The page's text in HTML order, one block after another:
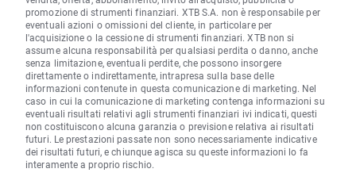
promozione di strumenti finanziari. XTB S.A. non è responsabile per
eventuali azioni o omissioni del cliente, in particolare per
l'acquisizione o la cessione di strumenti finanziari. XTB non si
assume alcuna responsabilità per qualsiasi perdita o danno, anche
senza limitazione, eventuali perdite, che possono insorgere
direttamente o indirettamente, intrapresa sulla base delle
informazioni contenute in questa comunicazione di marketing. Nel
caso in cui la comunicazione di marketing contenga informazioni su
eventuali risultati relativi agli strumenti finanziari ivi indicati, questi
non costituiscono alcuna garanzia o previsione relativa ai risultati
futuri. Le prestazioni passate non sono necessariamente indicative
dei risultati futuri, e chiunque agisca su queste informazioni lo fa
interamente a proprio rischio.